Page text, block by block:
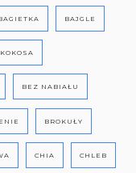
BAJGLE
BEZ NABIAŁU
BROKUŁY
CHIA CHLEB